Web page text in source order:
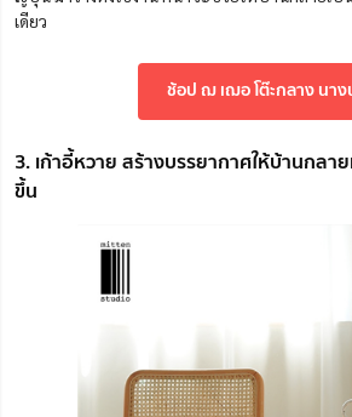
เดียว
ช้อป ฌ เฌอ โต๊ะกลาง นาง
3. เก้าอี้หวาย สร้างบรรยากาศให้บ้านกลา
ขึ้น